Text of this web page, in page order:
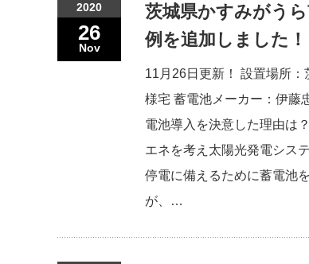
2020
26
Nov
茨城県かすみがう
例を追加しました！
11月26日更新！ 設置場所
様宅 蓄電池メーカー：伊藤
電池導入を決意した理由は
エネを考え太陽光発電シス
停電に備えるために蓄電池
が、…